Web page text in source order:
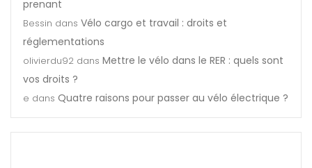
prenant
Bessin dans Vélo cargo et travail : droits et
réglementations
olivierdu92 dans Mettre le vélo dans le RER : quels sont
vos droits ?
e dans Quatre raisons pour passer au vélo électrique ?